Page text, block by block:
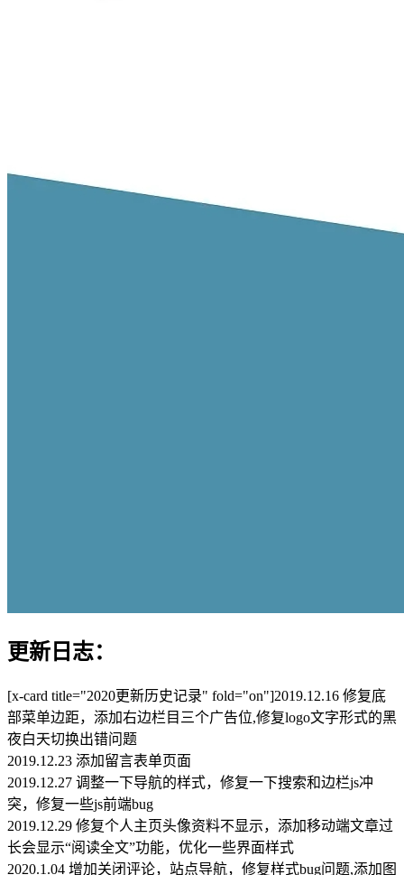
更新日志：
[x-card title="2020更新历史记录" fold="on"]2019.12.16 修复底
部菜单边距，添加右边栏目三个广告位,修复logo文字形式的黑
夜白天切换出错问题
2019.12.23 添加留言表单页面
2019.12.27 调整一下导航的样式，修复一下搜索和边栏js冲
突，修复一些js前端bug
2019.12.29 修复个人主页头像资料不显示，添加移动端文章过
长会显示“阅读全文”功能，优化一些界面样式
2020.1.04 增加关闭评论，站点导航，修复样式bug问题,添加图